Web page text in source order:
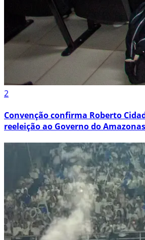
2
Convenção confirma Roberto
reeleição ao Governo do Amazonas